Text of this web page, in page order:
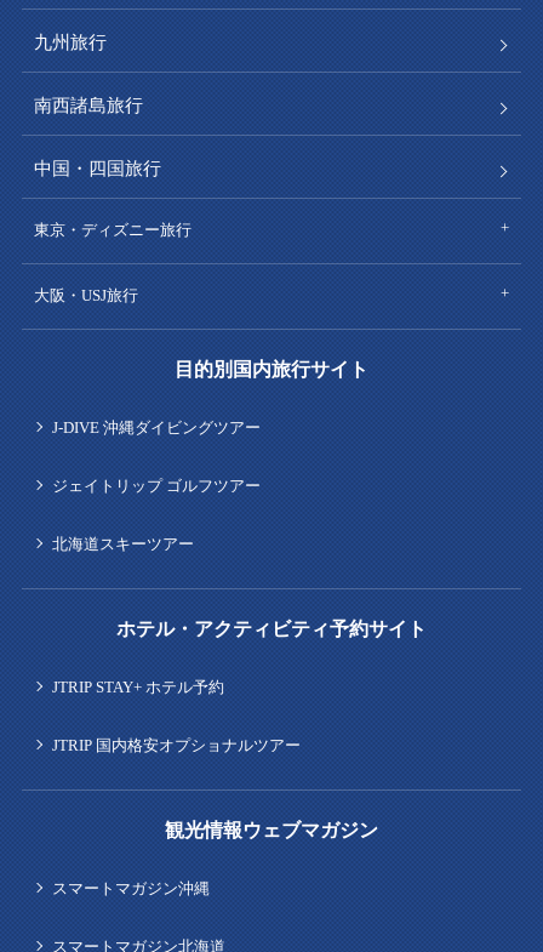
九州旅行
南西諸島旅行
中国・四国旅行
東京・ディズニー旅行
大阪・USJ旅行
目的別国内旅行サイト
J-DIVE 沖縄ダイビングツアー
ジェイトリップ ゴルフツアー
北海道スキーツアー
ホテル・アクティビティ予約サイト
JTRIP STAY+ ホテル予約
JTRIP 国内格安オプショナルツアー
観光情報ウェブマガジン
スマートマガジン沖縄
スマートマガジン北海道